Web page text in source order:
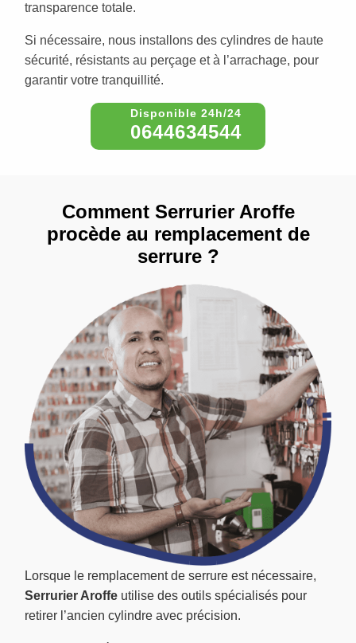
transparence totale.
Si nécessaire, nous installons des cylindres de haute
sécurité, résistants au perçage et à l’arrachage, pour
garantir votre tranquillité.
0644634544
Lorsque le remplacement de serrure est nécessaire,
Serrurier Aroffe utilise des outils spécialisés pour
retirer l’ancien cylindre avec précision.
Comment Serrurier Aroffe
procède au remplacement de
serrure ?